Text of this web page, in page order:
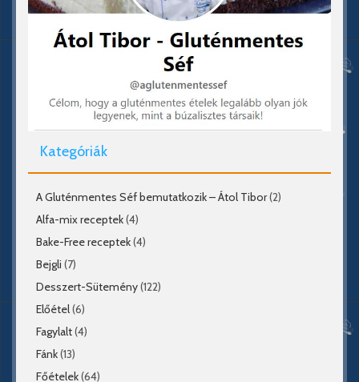
Kategóriák
A Gluténmentes Séf bemutatkozik – Átol Tibor(2)
Alfa-mix receptek(4)
Bake-Free receptek(4)
Bejgli (7)
Desszert-Sütemény(122)
Előétel(6)
Fagylalt(4)
Fánk(13)
Főételek(64)